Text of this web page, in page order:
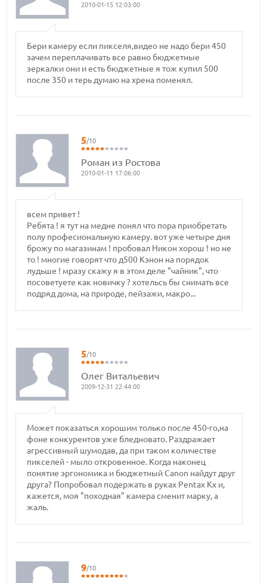
2010-01-15 12:03:00
Бери камеру если пикселя,видео не надо бери 450
зачем переплачивать все равно бюджетные
зеркалки они и есть бюджетные я тож купил 500
после 350 и терь думаю на хрена поменял.
5/10
Роман из Ростова
2010-01-11 17:06:00
всем привет !
Ребята ! я тут на медне понял что пора приобретать
полу професиональную камеру. вот уже четыре дня
брожу по магазинам ! пробовал Никон хорош ! но не
то ! многие говорят что д500 Кэнон на порядок
лудьше ! мразу скажу я в этом деле "чайник", что
посоветуете как новичку ? хотельсь бы снимать все
подряд дома, на природе, пейзажи, макро...
5/10
Олег Витальевич
2009-12-31 22:44:00
Может показаться хорошим только после 450-го,на
фоне конкурентов уже бледновато. Раздражает
агрессивный шумодав, да при таком количестве
пикселей - мыло откровенное. Когда наконец
понятие эргономика и бюджетный Canon найдут друг
друга? Попробовал подержать в руках Pentax Kx и,
кажется, моя "походная" камера сменит марку, а
жаль.
9/10